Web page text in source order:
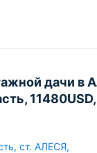
дачи в
, ст. АЛЕСЯ,